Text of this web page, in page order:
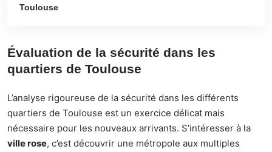
Toulouse
Évaluation de la sécurité dans les
quartiers de Toulouse
L’analyse rigoureuse de la sécurité dans les différents
quartiers de Toulouse est un exercice délicat mais
nécessaire pour les nouveaux arrivants. S’intéresser à la
ville rose, c’est découvrir une métropole aux multiples